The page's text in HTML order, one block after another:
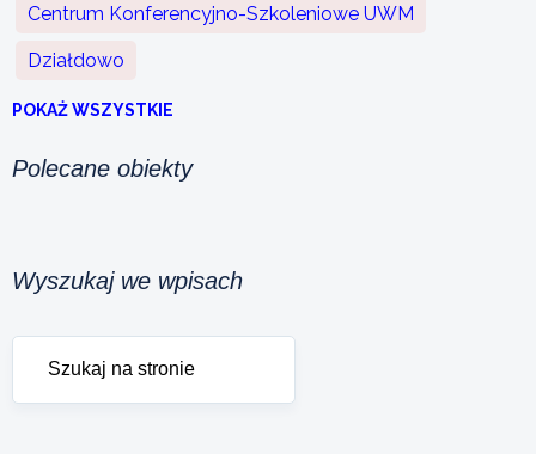
Centrum Konferencyjno-Szkoleniowe UWM
Działdowo
POKAŻ WSZYSTKIE
Polecane obiekty
Wyszukaj we wpisach